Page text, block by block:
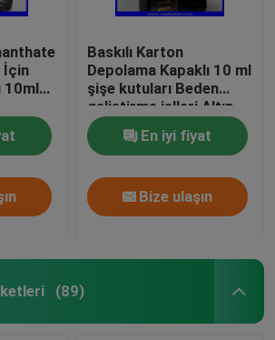
İçin
10ml
Baskılı Karton
Depolama Kapaklı 10 ml
şişe kutuları Beden
geliştirme jelleri Altın
folyo ambalaj Altın
folyo / hologram etkisi
En iyi fiyat
Bize ulaşın
(89)